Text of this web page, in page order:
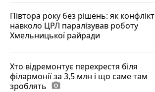
Півтора року без рішень: як конфлікт
навколо ЦРЛ паралізував роботу
Хмельницької райради
Хто відремонтує перехрестя біля
філармонії за 3,5 млн і що саме там
зроблять photo_camera